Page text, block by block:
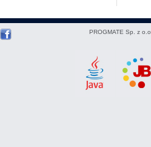
PROGMATE Sp. z o.o.